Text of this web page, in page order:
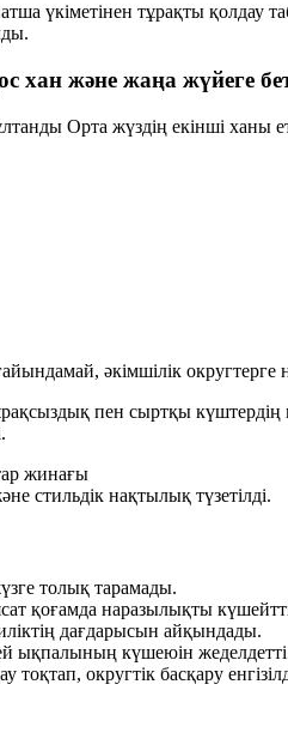
үкіметінен тұрақты қолдау
хан және жаңа жүйеге
Орта жүздің екінші ханы
әкімшілік округтерге
пен сыртқы күштердің
жинағы
стильдік нақтылық түзетілді.
толық тарамады.
қоғамда наразылықты
дағдарысын айқындады.
ықпалының күшеюін
округтік басқару